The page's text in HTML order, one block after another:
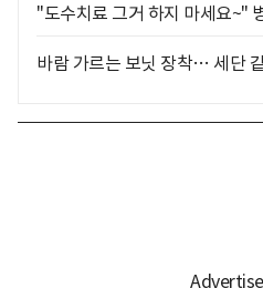
"도수치료 그거 하지 마세요~"
바람 가르는 보닛 장착… 세단